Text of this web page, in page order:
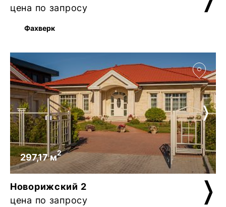
цена по запросу
Фахверк
297,17 м2
Новорижский 2
цена по запросу